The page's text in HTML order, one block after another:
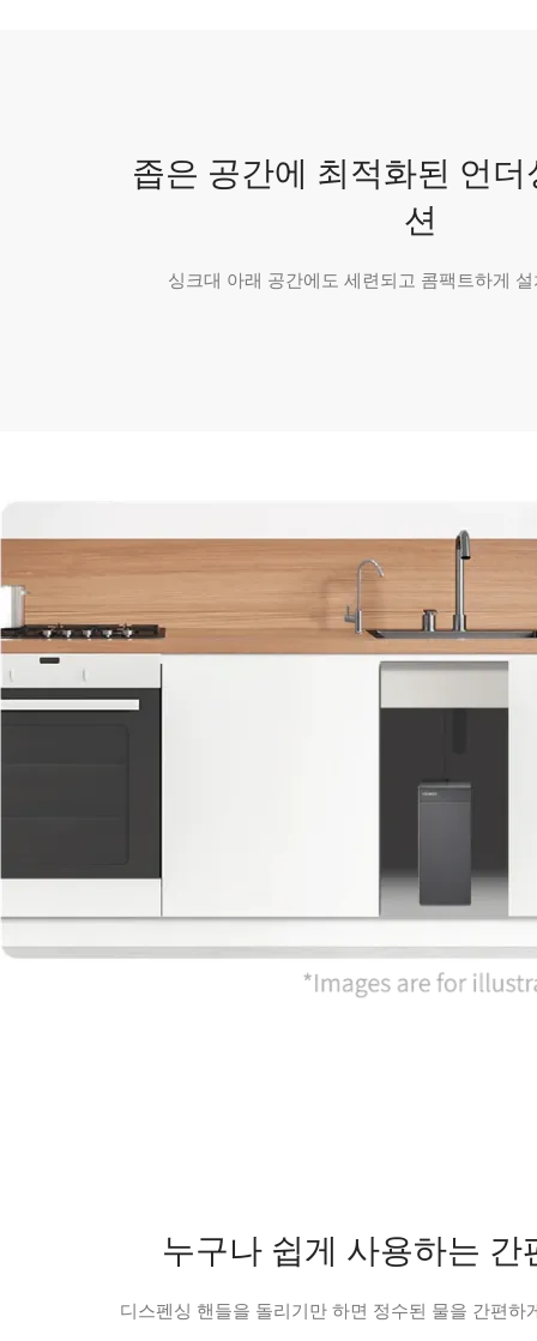
좁은 공간에 최적화된 언
션
싱크대 아래 공간에도 세련되고 콤팩트하게
누구나 쉽게 사용하는 간
디스펜싱 핸들을 돌리기만 하면 정수된 물을 간편하